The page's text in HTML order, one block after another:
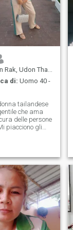
Udon Thani, Thailandia
di: Uomo 40 -
tailandese
che ama
delle persone
piacciono gli
solo sentirmi
di me.